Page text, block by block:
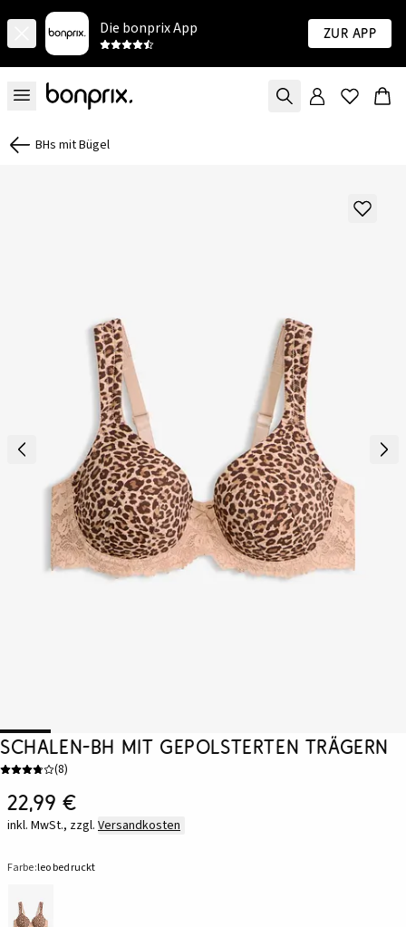
Die bonprix App Zur App
BHs mit Bügel
Schalen-BH mit gepolsterten Trägern
(8)
22,99 €
inkl. MwSt., zzgl. Versandkosten
Farbe:leo bedruckt